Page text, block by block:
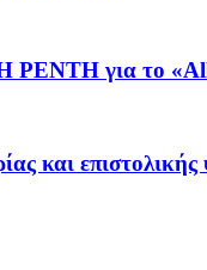
για το
επιστολικής